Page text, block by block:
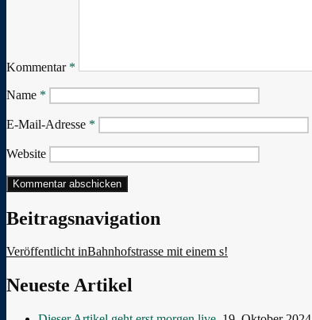
Kommentar *
Name *
E-Mail-Adresse *
Website
Beitragsnavigation
Veröffentlicht inBahnhofstrasse mit einem s!
Neueste Artikel